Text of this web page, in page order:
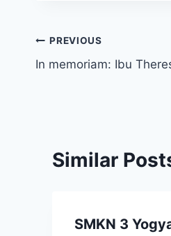
Navigasi
pos
PREVIOUS
In memoriam: Ibu
Similar
SMKN 3